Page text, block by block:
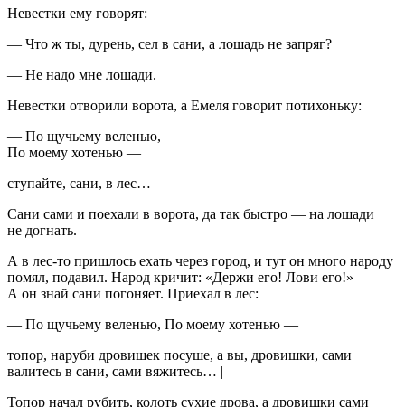
Невестки ему говорят:
— Что ж ты, дурень, сел в сани, а лошадь не запряг?
— Не надо мне лошади.
Невестки отворили ворота, а Емеля говорит потихоньку:
— По щучьему веленью,
По моему хотенью —
ступайте, сани, в лес…
Сани сами и поехали в ворота, да так быстро — на лошади
не догнать.
А в лес-то пришлось ехать через город, и тут он много народу
помял, подавил. Народ кричит: «Держи его! Лови его!»
А он знай сани погоняет. Приехал в лес:
— По щучьему веленью, По моему хотенью —
топор, наруби дровишек посуше, а вы, дровишки, сами
валитесь в сани, сами вяжитесь… |
Топор начал рубить, колоть сухие дрова, а дровишки сами